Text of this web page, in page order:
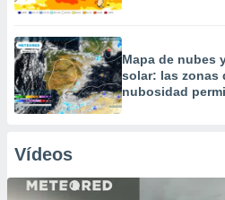
Mapa de nubes
solar: las zonas
nubosidad
Vídeos